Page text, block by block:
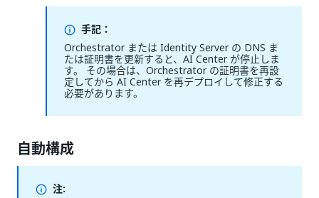
手記：
Orchestrator または Identity Server の DNS ま
たは証明書を更新すると、AI Center が停止しま
す。 その場合は、Orchestrator の証明書を再設
定してから AI Center を再デプロイして修正する
必要があります。
自動構成
注: